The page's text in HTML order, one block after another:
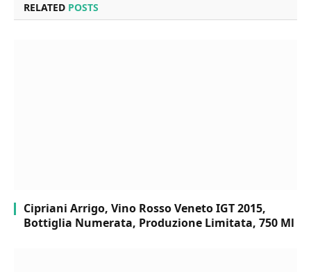
RELATED POSTS
Cipriani Arrigo, Vino Rosso Veneto IGT 2015,
Bottiglia Numerata, Produzione Limitata, 750 Ml